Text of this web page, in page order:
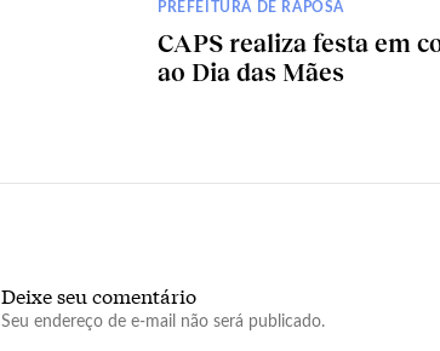
PREFEITURA DE RAPOSA
CAPS realiza festa em
ao Dia das Mães
Deixe seu comentário
Seu endereço de e-mail não será publicado.